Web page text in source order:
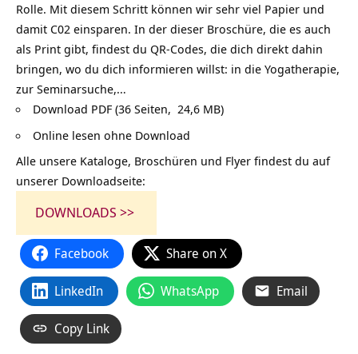
Rolle. Mit diesem Schritt können wir sehr viel Papier und
damit C02 einsparen. In der dieser Broschüre, die es auch
als Print gibt, findest du QR-Codes, die dich direkt dahin
bringen, wo du dich informieren willst: in die Yogatherapie,
zur Seminarsuche,…
Download PDF (36 Seiten, 24,6 MB)
Online lesen ohne Download
Alle unsere Kataloge, Broschüren und Flyer findest du auf
unserer Downloadseite:
DOWNLOADS >>
Facebook Share on X
LinkedIn WhatsApp Email
Copy Link